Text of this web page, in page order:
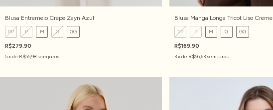
Blusa Entremeio Crepe Zayn Azul
PP P M G GG
R$279,90
5x de R$55,98 sem juros
Blusa Manga Longa Tricot Liso Creme
PP P M G GG
R$169,90
3x de R$56,63 sem juros